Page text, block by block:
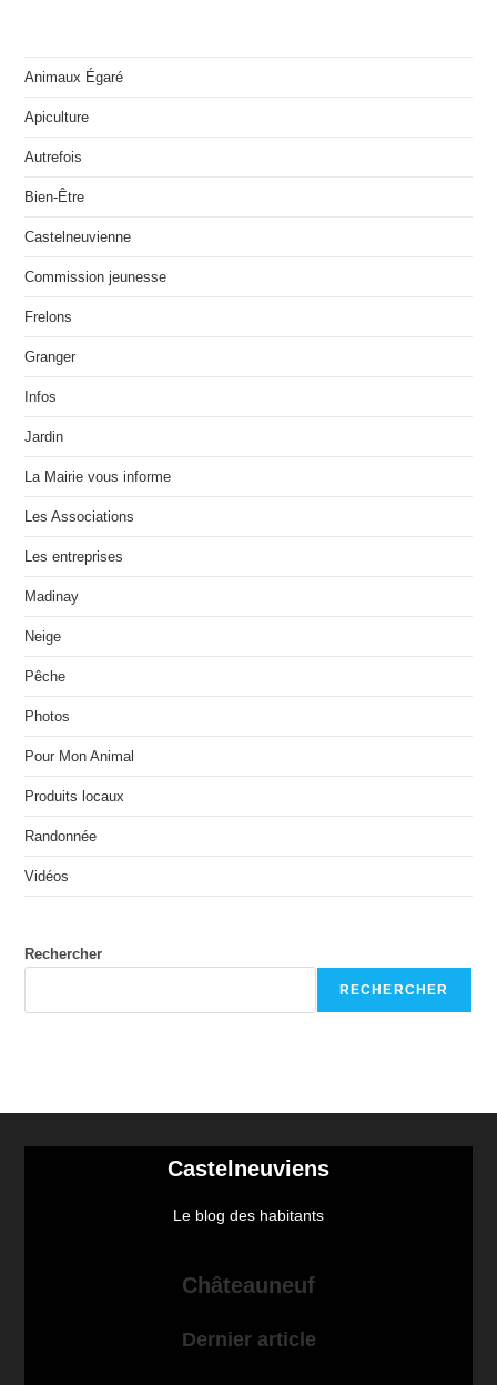
Animaux Égaré
Apiculture
Autrefois
Bien-Être
Castelneuvienne
Commission jeunesse
Frelons
Granger
Infos
Jardin
La Mairie vous informe
Les Associations
Les entreprises
Madinay
Neige
Pêche
Photos
Pour Mon Animal
Produits locaux
Randonnée
Vidéos
Rechercher
RECHERCHER
Castelneuviens
Le blog des habitants
Châteauneuf
Dernier article